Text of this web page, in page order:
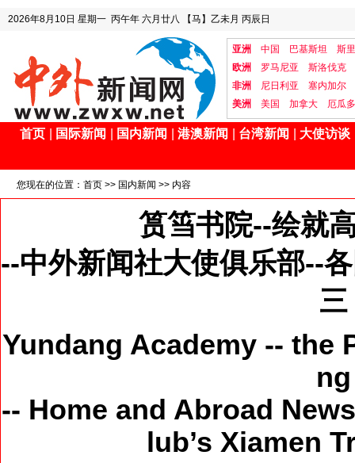
2026年8月10日 星期一 丙午年 六月廿八 【马】乙未月 丙辰日
亚洲 中国 巴基斯坦
斯
欧洲
罗马尼亚
斯洛伐克
非洲
尼日利亚
塞内加尔
美洲
美国 加拿大 厄瓜
首页 国际新闻 国内新闻 港澳新闻 台湾新闻 大使访谈
您现在的位置： 首页 >> 国内新闻 >> 内容
筼筜书院--绘就
--中外新闻社大使俱乐部--
三
Yundang Academy -- the
ng
-- Home and Abroad
lub’s Xiamen